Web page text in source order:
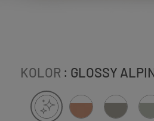
KOLOR : GLOSSY